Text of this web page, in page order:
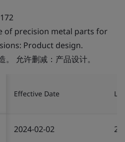
of precision metal parts for
Product design.
允许删减：产品设计。
Effective Date
2024-02-02